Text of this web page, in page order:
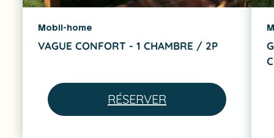
Mobil-home
VAGUE CONFORT - 1 CHAMBRE / 2P
RÉSERVER